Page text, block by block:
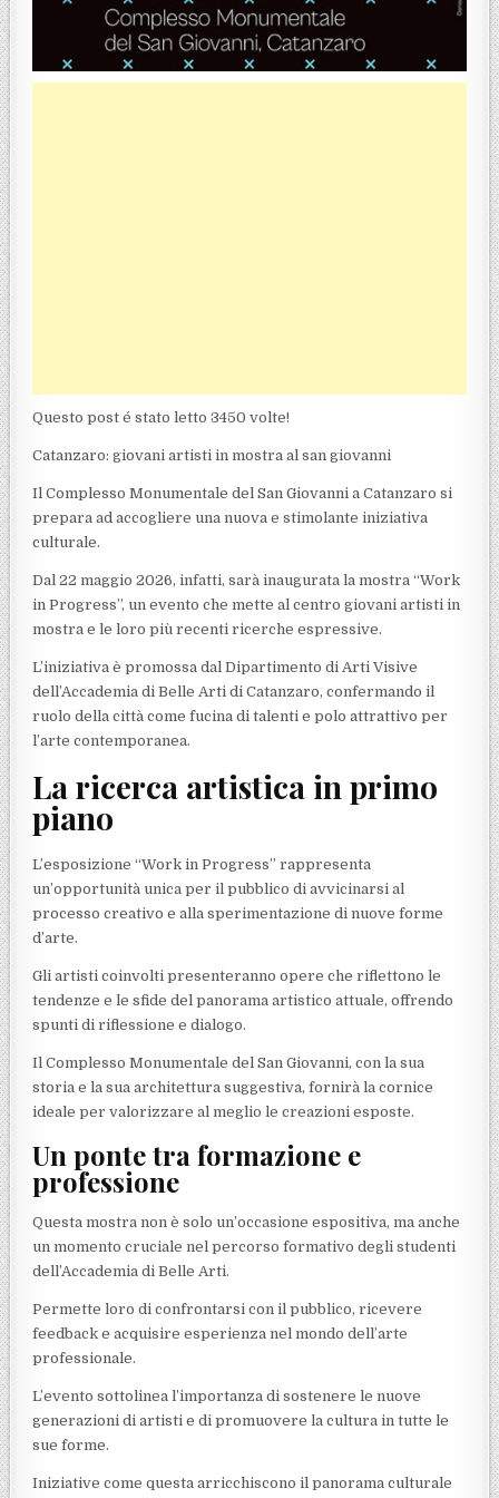
Questo post é stato letto 3450 volte!
Catanzaro: giovani artisti in mostra al san giovanni
Il Complesso Monumentale del San Giovanni a Catanzaro si
prepara ad accogliere una nuova e stimolante iniziativa
culturale.
Dal 22 maggio 2026, infatti, sarà inaugurata la mostra “Work
in Progress”, un evento che mette al centro giovani artisti in
mostra e le loro più recenti ricerche espressive.
L’iniziativa è promossa dal Dipartimento di Arti Visive
dell’Accademia di Belle Arti di Catanzaro, confermando il
ruolo della città come fucina di talenti e polo attrattivo per
l’arte contemporanea.
La ricerca artistica in primo
piano
L’esposizione “Work in Progress” rappresenta
un’opportunità unica per il pubblico di avvicinarsi al
processo creativo e alla sperimentazione di nuove forme
d’arte.
Gli artisti coinvolti presenteranno opere che riflettono le
tendenze e le sfide del panorama artistico attuale, offrendo
spunti di riflessione e dialogo.
Il Complesso Monumentale del San Giovanni, con la sua
storia e la sua architettura suggestiva, fornirà la cornice
ideale per valorizzare al meglio le creazioni esposte.
Un ponte tra formazione e
professione
Questa mostra non è solo un’occasione espositiva, ma anche
un momento cruciale nel percorso formativo degli studenti
dell’Accademia di Belle Arti.
Permette loro di confrontarsi con il pubblico, ricevere
feedback e acquisire esperienza nel mondo dell’arte
professionale.
L’evento sottolinea l’importanza di sostenere le nuove
generazioni di artisti e di promuovere la cultura in tutte le
sue forme.
Iniziative come questa arricchiscono il panorama culturale